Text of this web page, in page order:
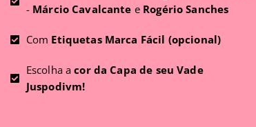
- Márcio Cavalcante e Rogério Sanches
Com Etiquetas Marca Fácil (opcional)
Escolha acor da Capa de seu Vade
Juspodivm!